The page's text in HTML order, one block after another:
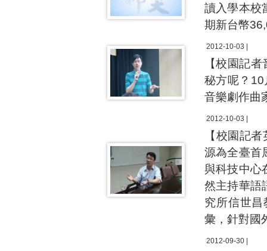
讀入學本校
期新台幣
2012-10-03 |
【校園記
秘方呢？10
音樂劇作曲
2012-10-03 |
【校園記
源為全臺首
與科技中心
然主持華語
究所信世
彙，針對國
2012-09-30 |